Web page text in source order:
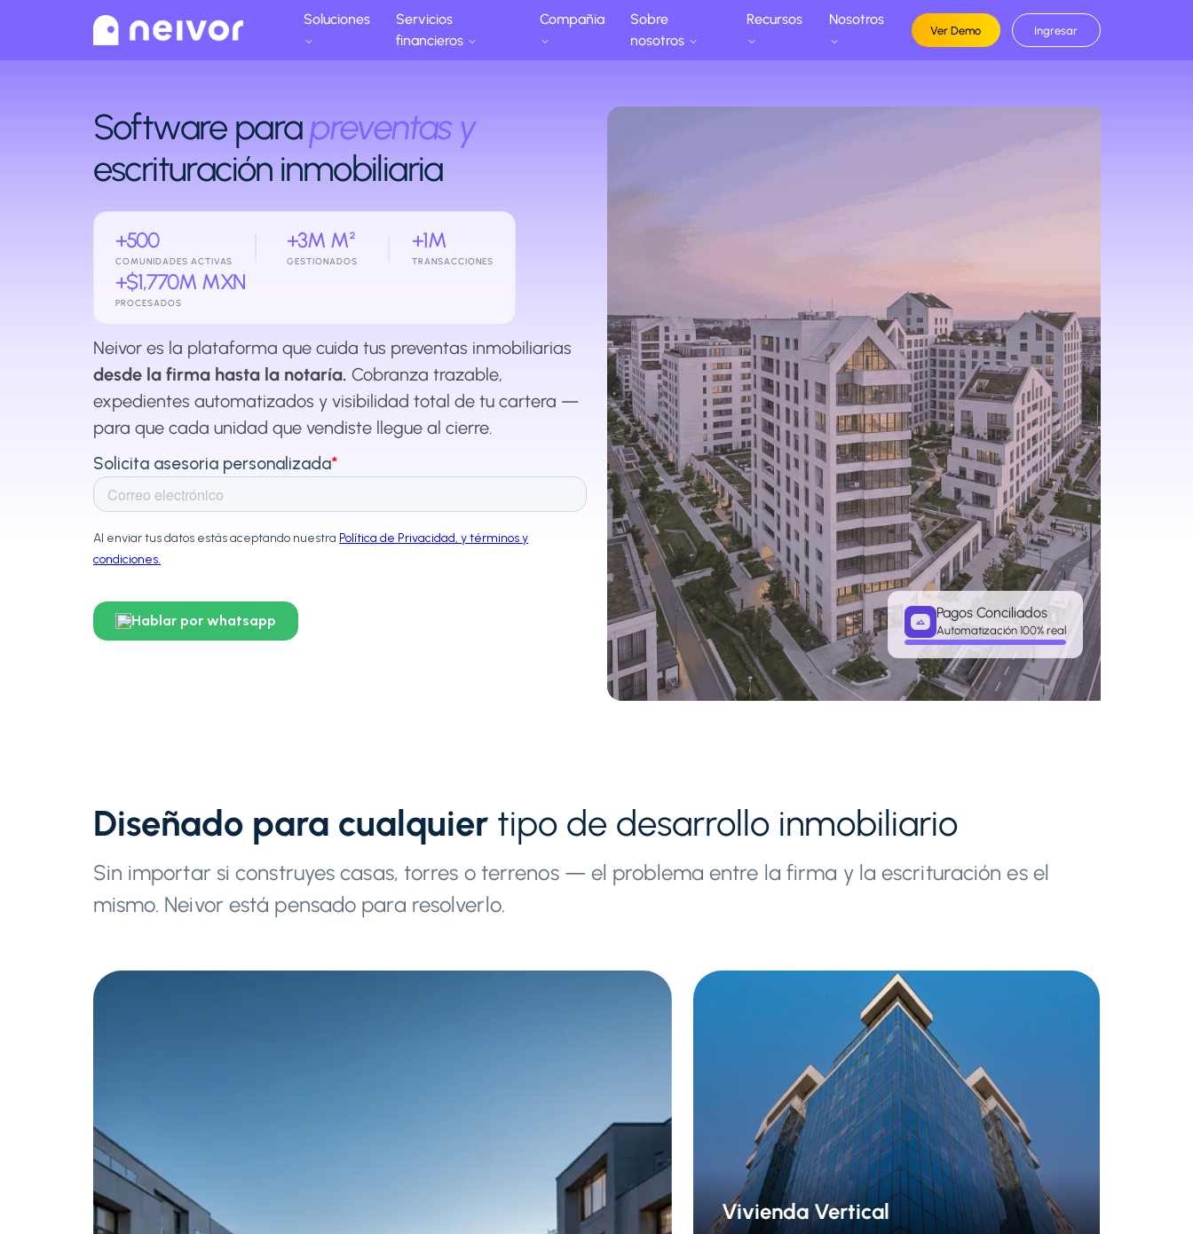
Soluciones
Servicios
financieros
Compañia
Sobre
nosotros
Recursos Nosotros
Ver Demo Ingresar
Software parapreventas y
escrituración inmobiliaria
+500
COMUNIDADES ACTIVAS
+3M M²
GESTIONADOS
+1M
TRANSACCIONES
+$1,770M MXN
PROCESADOS
Neivor es la plataforma que cuida tus preventas inmobiliarias
desde la firma hasta la notaría. Cobranza trazable,
expedientes automatizados y visibilidad total de tu cartera —
para que cada unidad que vendiste llegue al cierre.
Pagos Conciliados
Automatización 100% real
Diseñado para cualquiertipo de desarrollo inmobiliario
Sin importar si construyes casas, torres o terrenos — el problema entre la firma y la escrituración es el
mismo. Neivor está pensado para resolverlo.
Vivienda Vertical